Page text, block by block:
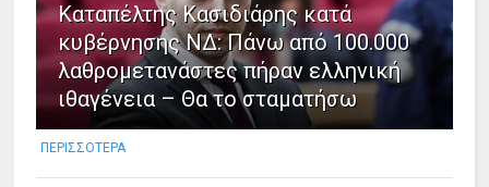
Καταπέλτης Κασιδιάρης κατά
κυβέρνησης ΝΔ: Πάνω από 100.000
λαθρομετανάστες πήραν ελληνική
ιθαγένεια – Θα το σταματήσω
ΠΕΡΙΣΣΟΤΕΡΑ